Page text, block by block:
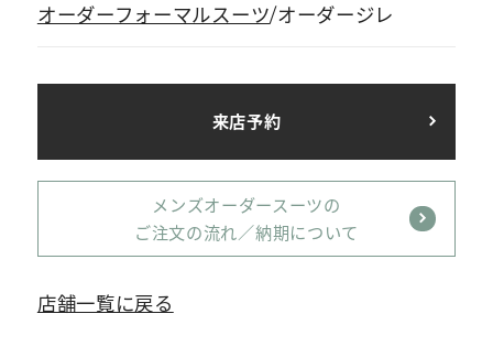
オーダーフォーマルスーツ オーダージレ
来店予約
メンズオーダースーツの
ご注文の流れ／納期について
店舗一覧に戻る